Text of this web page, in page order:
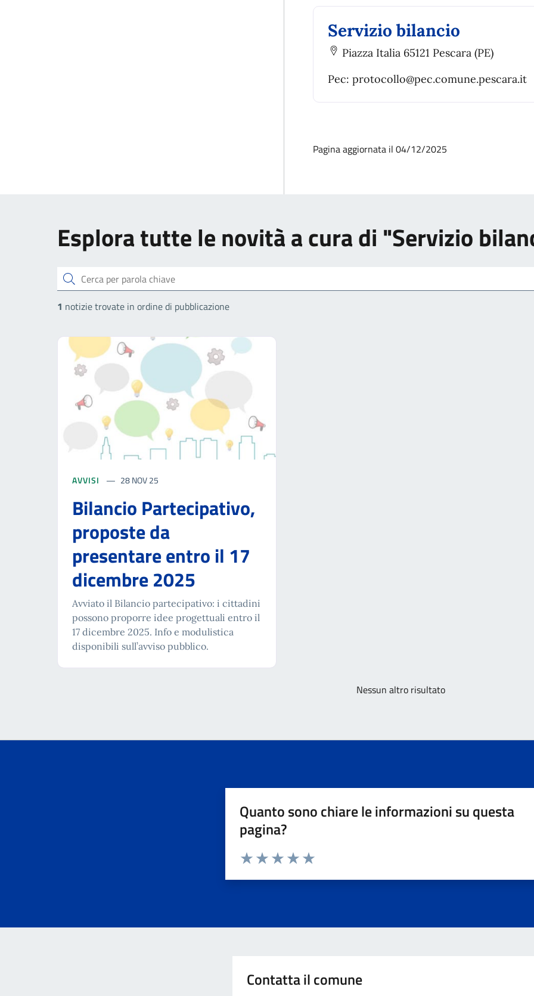
Servizio bilancio
Piazza Italia 65121 Pescara (PE)
Pec: protocollo@pec.comune.pescara.it
Pagina aggiornata il 04/12/2025
Esplora tutte le novità a cura di "Servizio
Cerca
1 notizie trovate in ordine di pubblicazione
AVVISI 28 NOV 25
Bilancio Partecipativo,
proposte da
presentare entro il 17
dicembre 2025
Avviato il Bilancio partecipativo: i cittadini
possono proporre idee progettuali entro il
17 dicembre 2025. Info e modulistica
disponibili sull’avviso pubblico.
Nessun altro risultato
Quanto sono chiare le informazioni su questa
pagina?
Contatta il comune